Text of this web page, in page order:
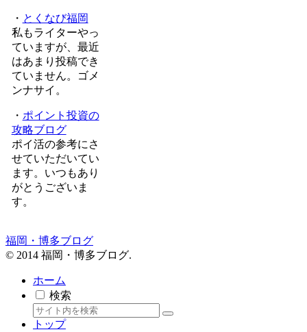
・ とくなび福岡
私もライターやっ
ていますが、最近
はあまり投稿でき
ていません。ゴメ
ンナサイ。
・ ポイント投資の
攻略ブログ
ポイ活の参考にさ
せていただいてい
ます。いつもあり
がとうございま
す。
福岡・博多ブログ
© 2014 福岡・博多ブログ.
ホーム
検索
トップ